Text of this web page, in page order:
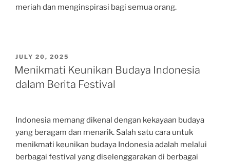
meriah dan menginspirasi bagi semua orang.
POSTED
ON
JULY 20, 2025
Menikmati Keunikan Budaya Indonesia
dalam Berita Festival
Indonesia memang dikenal dengan kekayaan budaya
yang beragam dan menarik. Salah satu cara untuk
menikmati keunikan budaya Indonesia adalah melalui
berbagai festival yang diselenggarakan di berbagai